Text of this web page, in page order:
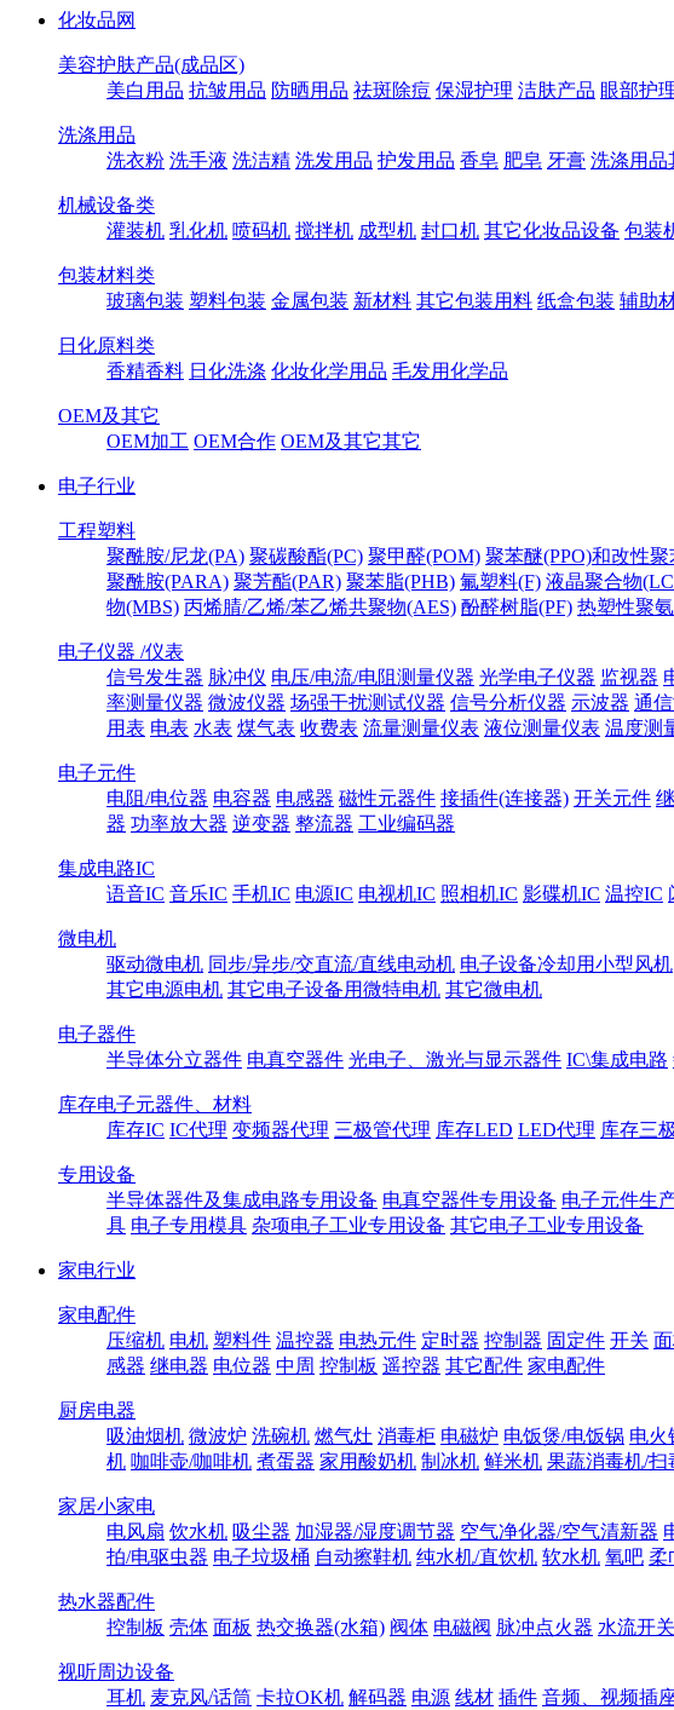
化妆品网
美容护肤产品(成品区)
美白用品 抗皱用品 防晒用品 祛斑除痘 保湿护理 洁肤产品 眼部护
洗涤用品
洗衣粉 洗手液 洗洁精 洗发用品 护发用品 香皂 肥皂 牙膏 洗涤用品
机械设备类
灌装机 乳化机 喷码机 搅拌机 成型机 封口机 其它化妆品设备 包装
包装材料类
玻璃包装 塑料包装 金属包装 新材料 其它包装用料 纸盒包装 辅助
日化原料类
香精香料 日化洗涤 化妆化学用品 毛发用化学品
OEM及其它
OEM加工 OEM合作 OEM及其它其它
电子行业
工程塑料
聚酰胺/尼龙(PA) 聚碳酸酯(PC) 聚甲醛(POM) 聚苯醚(PPO)和改性聚
聚酰胺(PARA) 聚芳酯(PAR) 聚苯脂(PHB) 氟塑料(F) 液晶聚合物
物(MBS) 丙烯腈/乙烯/苯乙烯共聚物(AES) 酚醛树脂(PF) 热塑性聚
电子仪器 /仪表
信号发生器 脉冲仪 电压/电流/电阻测量仪器 光学电子仪器 监视器
率测量仪器 微波仪器 场强干扰测试仪器 信号分析仪器 示波器 通
用表 电表 水表 煤气表 收费表 流量测量仪表 液位测量仪表 温度测
电子元件
电阻/电位器 电容器 电感器 磁性元器件 接插件(连接器) 开关元件
器 功率放大器 逆变器 整流器 工业编码器
集成电路IC
语音IC 音乐IC 手机IC 电源IC 电视机IC 照相机IC 影碟机IC 温控IC
微电机
驱动微电机 同步/异步/交直流/直线电动机 电子设备冷却用小型风机
其它电源电机 其它电子设备用微特电机 其它微电机
电子器件
半导体分立器件 电真空器件 光电子、激光与显示器件 IC\集成电路
库存电子元器件、材料
库存IC IC代理 变频器代理 三极管代理 库存LED LED代理 库存三
专用设备
半导体器件及集成电路专用设备 电真空器件专用设备 电子元件生
具 电子专用模具 杂项电子工业专用设备 其它电子工业专用设备
家电行业
家电配件
压缩机 电机 塑料件 温控器 电热元件 定时器 控制器 固定件 开关
感器 继电器 电位器 中周 控制板 遥控器 其它配件 家电配件
厨房电器
吸油烟机 微波炉 洗碗机 燃气灶 消毒柜 电磁炉 电饭煲/电饭锅 电火
机 咖啡壶/咖啡机 煮蛋器 家用酸奶机 制冰机 鲜米机 果蔬消毒机/扫
家居小家电
电风扇 饮水机 吸尘器 加湿器/湿度调节器 空气净化器/空气清新器
拍/电驱虫器 电子垃圾桶 自动擦鞋机 纯水机/直饮机 软水机 氧吧 柔
热水器配件
控制板 壳体 面板 热交换器(水箱) 阀体 电磁阀 脉冲点火器 水流开关
视听周边设备
耳机 麦克风/话筒 卡拉OK机 解码器 电源 线材 插件 音频、视频插